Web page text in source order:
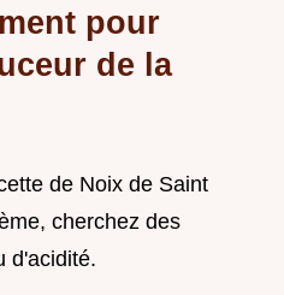
pour
de la
de Noix de Saint
cherchez des
d'acidité.